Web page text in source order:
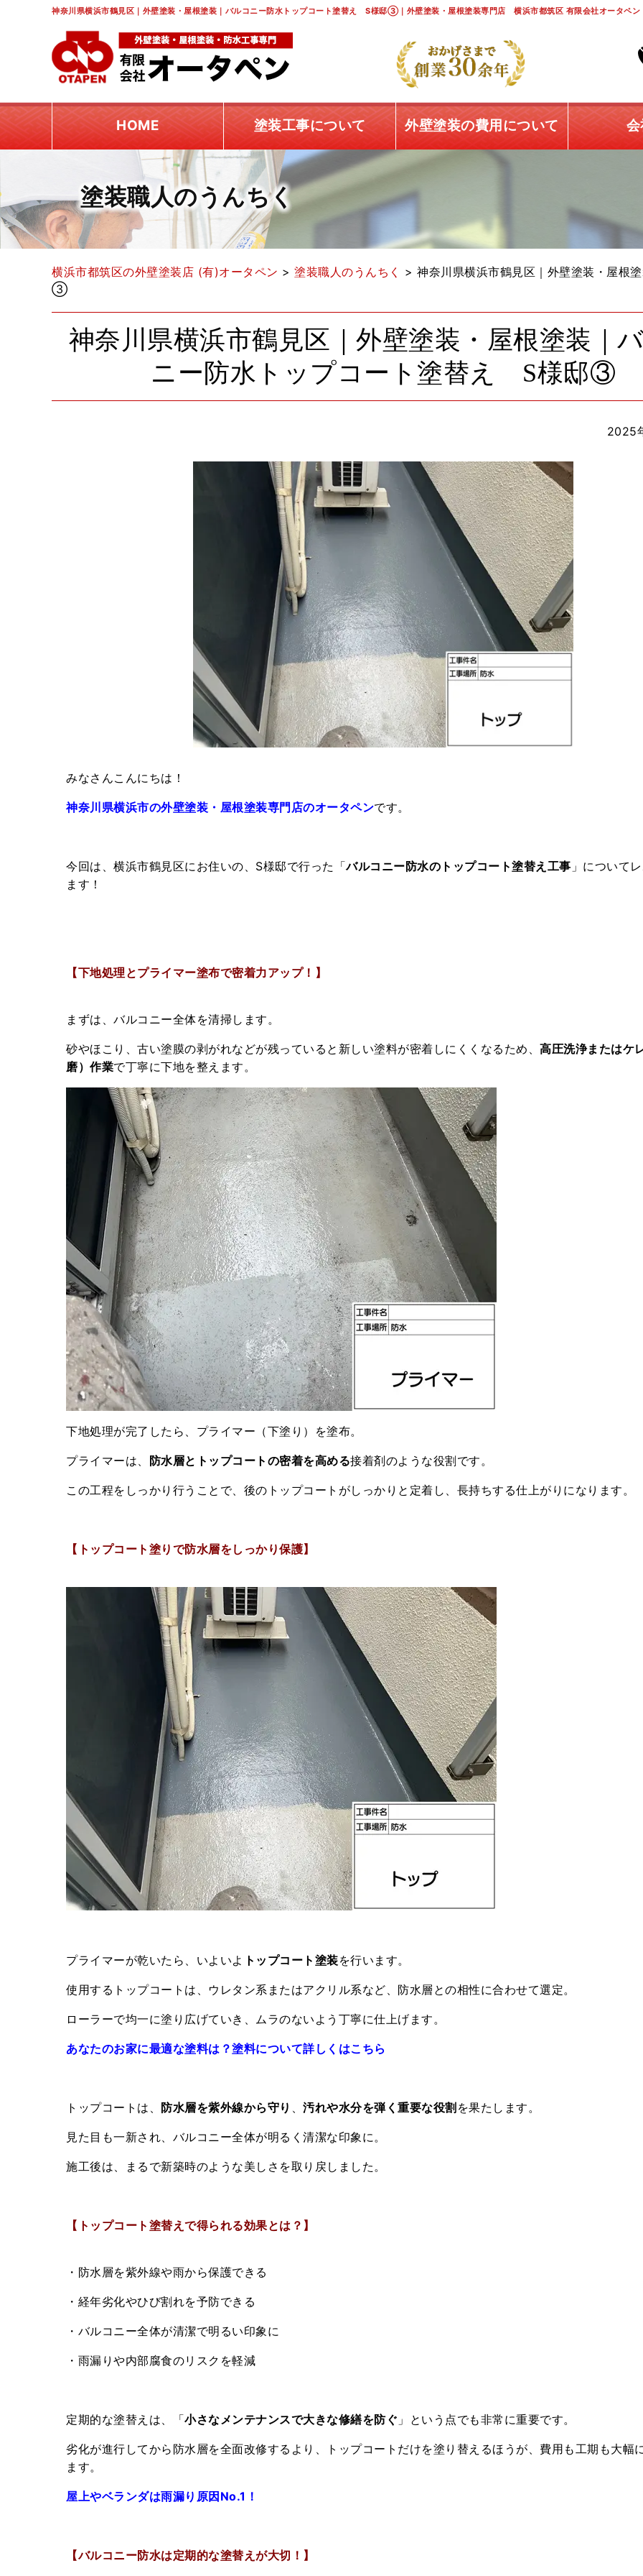
神奈川県横浜市鶴見区｜外壁塗装・屋根塗装｜バルコニー防水トップコート塗替え S様邸③｜外壁塗装・屋根塗装専門店 横浜市都筑区 有限会社オータペン
HOME 塗装工事について 外壁塗装の費用について
塗装職人のうんちく
横浜市都筑区の外壁塗装店 (有)オータペン > 塗装職人のうんちく > 神奈川県横浜市鶴見区｜外壁塗装・屋根
③
神奈川県横浜市鶴見区｜外壁塗装・屋根塗装｜
ニー防水トップコート塗替え S様邸③
2025
みなさんこんにちは！
神奈川県横浜市の外壁塗装・屋根塗装専門店のオータペンです。
今回は、横浜市鶴見区にお住いの、S様邸で行った「バルコニー防水のトップコート塗替え工事 」について
ます！
【下地処理とプライマー塗布で密着力アップ！】
まずは、バルコニー全体を清掃します。
砂やほこり、古い塗膜の剥がれなどが残っていると新しい塗料が密着しにくくなるため、 高圧洗浄またはケ
磨）作業で丁寧に下地を整えます。
下地処理が完了したら、プライマー（下塗り）を塗布。
プライマーは、 防水層とトップコートの密着を高める接着剤のような役割です。
この工程をしっかり行うことで、後のトップコートがしっかりと定着し、長持ちする仕上がりになります。
【トップコート塗りで防水層をしっかり保護】
プライマーが乾いたら、いよいよ トップコート塗装を行います。
使用するトップコートは、ウレタン系またはアクリル系など、防水層との相性に合わせて選定。
ローラーで均一に塗り広げていき、ムラのないよう丁寧に仕上げます。
あなたのお家に最適な塗料は？塗料について詳しくはこちら
トップコートは、 防水層を紫外線から守り 汚れや水分を弾く重要な役割を果たします。
見た目も一新され、バルコニー全体が明るく清潔な印象に。
施工後は、まるで新築時のような美しさを取り戻しました。
【トップコート塗替えで得られる効果とは？】
・防水層を紫外線や雨から保護できる
・経年劣化やひび割れを予防できる
・バルコニー全体が清潔で明るい印象に
・雨漏りや内部腐食のリスクを軽減
定期的な塗替えは、「小さなメンテナンスで大きな修繕を防ぐ 」という点でも非常に重要です。
劣化が進行してから防水層を全面改修するより、トップコートだけを塗り替えるほうが、費用も工期も大幅
ます。
屋上やベランダは雨漏り原因No.1！
【バルコニー防水は定期的な塗替えが大切！】